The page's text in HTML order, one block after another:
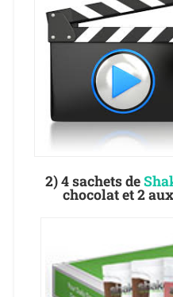
2) 4 sachets de
chocolat et 2